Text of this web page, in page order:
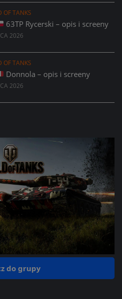
OF TANKS
63TP Rycerski – opis i screeny
2026
OF TANKS
Donnola – opis i screeny
2026
do grupy